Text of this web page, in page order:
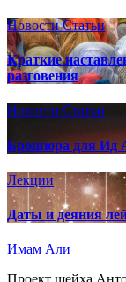
НовостиСтатьи
Краткие
разговения
Новости Статьи
Брошюра для Ид
Лекции
Даты и деяния
Имам Али